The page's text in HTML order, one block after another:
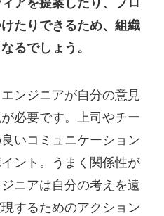
たりできるため、組織
るでしょう。
ンジニアが自分の意見
必要です。上司やチー
いコミュニケーション
ント。うまく関係性が
ニアは自分の考えを遠
するためのアクション